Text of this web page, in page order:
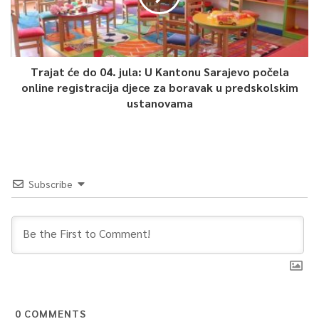
dodatak vašem sendviču. A OVAKO rezani program će vaš
obrok učiniti još jednostavnijim za pripremu.
Kao idealan ljetni obrok u vrelim ljetnim danima, salate su
Trajat će do 04. jula: U Kantonu Sarajevo počela
online registracija djece za boravak u predskolskim
ustanovama
Subscribe
0 COMMENTS